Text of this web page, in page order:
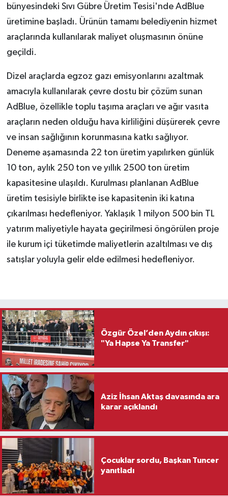
bünyesindeki Sıvı Gübre Üretim Tesisi'nde AdBlue
üretimine başladı. Ürünün tamamı belediyenin hizmet
araçlarında kullanılarak maliyet oluşmasının önüne
geçildi.
Dizel araçlarda egzoz gazı emisyonlarını azaltmak
amacıyla kullanılarak çevre dostu bir çözüm sunan
AdBlue, özellikle toplu taşıma araçları ve ağır vasıta
araçların neden olduğu hava kirliliğini düşürerek çevre
ve insan sağlığının korunmasına katkı sağlıyor.
Deneme aşamasında 22 ton üretim yapılırken günlük
10 ton, aylık 250 ton ve yıllık 2500 ton üretim
kapasitesine ulaşıldı. Kurulması planlanan AdBlue
üretim tesisiyle birlikte ise kapasitenin iki katına
çıkarılması hedefleniyor. Yaklaşık 1 milyon 500 bin TL
yatırım maliyetiyle hayata geçirilmesi öngörülen proje
ile kurum içi tüketimde maliyetlerin azaltılması ve dış
satışlar yoluyla gelir elde edilmesi hedefleniyor.
Özgür Özel’den Aydın çıkışı:
"Ya Hapse Ya Transfer"
Aziz İhsan Aktaş davasında ara
karar açıklandı
Çocuklar sordu, Başkan Tuncer
yanıtladı